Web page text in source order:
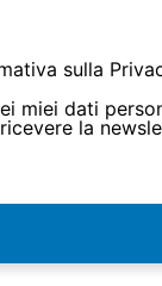
sulla
miei dati
la